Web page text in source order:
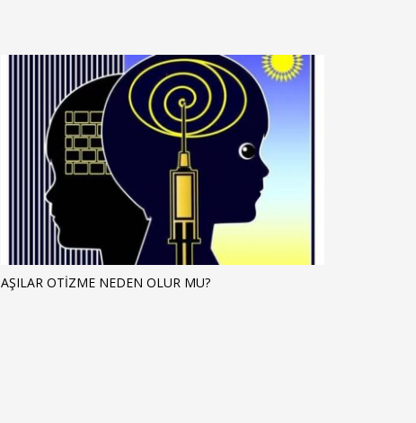
AŞILAR OTIZME NEDEN OLUR MU?